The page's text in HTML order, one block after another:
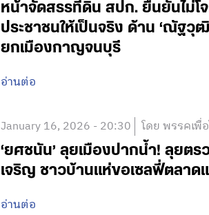
หน้าจัดสรรที่ดิน สปก. ยืนยันไม่โ
ประชาชนให้เป็นจริง ด้าน ‘ณัฐวุ
ยกเมืองกาญจนบุรี
อ่านต่อ
January 16, 2026 - 20:30 โดย พรรคเพื่
‘ยศชนัน’ ลุยเมืองปากน้ำ! ลุยต
เจริญ ชาวบ้านแห่ขอเซลฟี่ตลา
อ่านต่อ